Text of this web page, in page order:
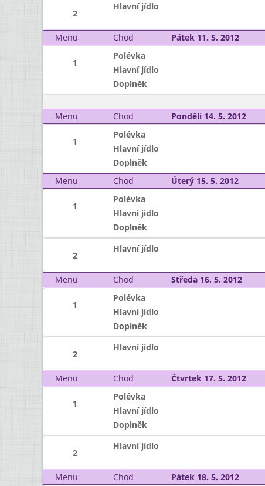
2
Hlavní jídlo
Menu Chod Pátek 11. 5. 2012
1
Polévka
Hlavní jídlo
Doplněk
Menu
Chod Pondělí 14. 5. 2012
1
Polévka
Hlavní jídlo
Doplněk
Menu
Chod Úterý 15. 5. 2012
1
Polévka
Hlavní jídlo
Doplněk
2
Hlavní jídlo
Menu Chod Středa 16. 5. 2012
1
Polévka
Hlavní jídlo
Doplněk
2
Hlavní jídlo
Menu Chod Čtvrtek 17. 5. 2012
1
Polévka
Hlavní jídlo
Doplněk
2
Hlavní jídlo
Menu Chod Pátek 18. 5. 2012